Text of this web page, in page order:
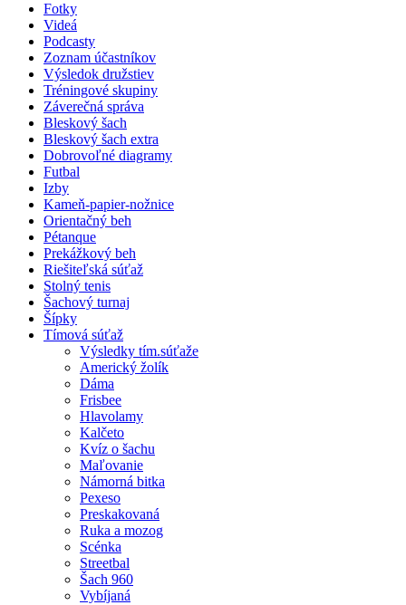
Fotky
Videá
Podcasty
Zoznam účastníkov
Výsledok družstiev
Tréningové skupiny
Záverečná správa
Bleskový šach
Bleskový šach extra
Dobrovoľné diagramy
Futbal
Izby
Kameň-papier-nožnice
Orientačný beh
Pétanque
Prekážkový beh
Riešiteľská súťaž
Stolný tenis
Šachový turnaj
Šípky
Tímová súťaž
Výsledky tím.súťaže
Americký žolík
Dáma
Frisbee
Hlavolamy
Kalčeto
Kvíz o šachu
Maľovanie
Námorná bitka
Pexeso
Preskakovaná
Ruka a mozog
Scénka
Streetbal
Šach 960
Vybíjaná